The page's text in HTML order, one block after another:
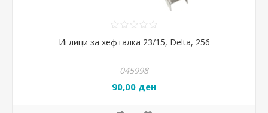
Иглици за хефталка 23/15, Delta, 256
045998
90,00 ден